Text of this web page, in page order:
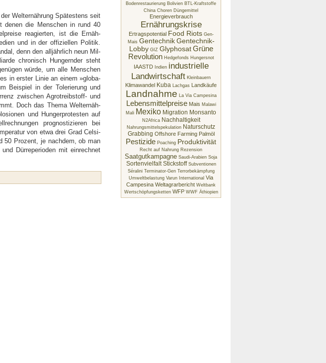
Welt­ernäh­rung Spä­tes­tens seit
denen die Men­schen in rund 40
reagier­ten, ist die Ernäh­
und in der offi­zi­el­len Poli­tik.
denn den all­jähr­lich neun Mil­
chro­nisch Hun­gern­der steht
wür­de, um alle Men­schen
in ers­ter Linie an einem »glo­ba­
Bei­spiel in der Tole­rie­rung und
zwi­schen Agro­treib­stoff- und
Doch das The­ma Welt­ernäh­
und Hun­ger­pro­tes­ten auf
pro­gnos­ti­zie­ren bei
von etwa drei Grad Cel­si­
50 Pro­zent, je nach­dem, ob man
Dür­re­pe­ri­oden mit ein­rech­net
Bodenrestaurierung Bolivien BTL-Kraftstoffe
China Choren Düngemittel
Energieverbrauch
Ernährungskrise
Ertragspotential Food Riots Gen-
Mais Gentechnik Gentechnik-
Lobby GIZ Glyphosat Grüne
Revolution Hedgefonds Hungersnot
IAASTD Indien industrielle
Landwirtschaft Kleinbauern
Klimawandel Kuba Lachgas Landkäufe
Landnahme La Via Campesina
Lebensmittelpreise Mais Malawi
Mali Mexiko Migration Monsanto
N2Africa Nachhaltigkeit
Nahrungsmittelspekulation Naturschutz
Grabbing Offshore Farming Palmöl
Pestizide Poaching Produktivität
Recht auf Nahrung Rezension
Saatgutkampagne Saudi-Arabien Soja
Sortenvielfalt Stickstoff Subventionen
Séralini Terminator-Gen Terrorbekämpfung
Umweltbelastung Varun International Via
Campesina Weltagrarbericht Weltbank
Wertschöpfungsketten WFP WWF Äthiopien